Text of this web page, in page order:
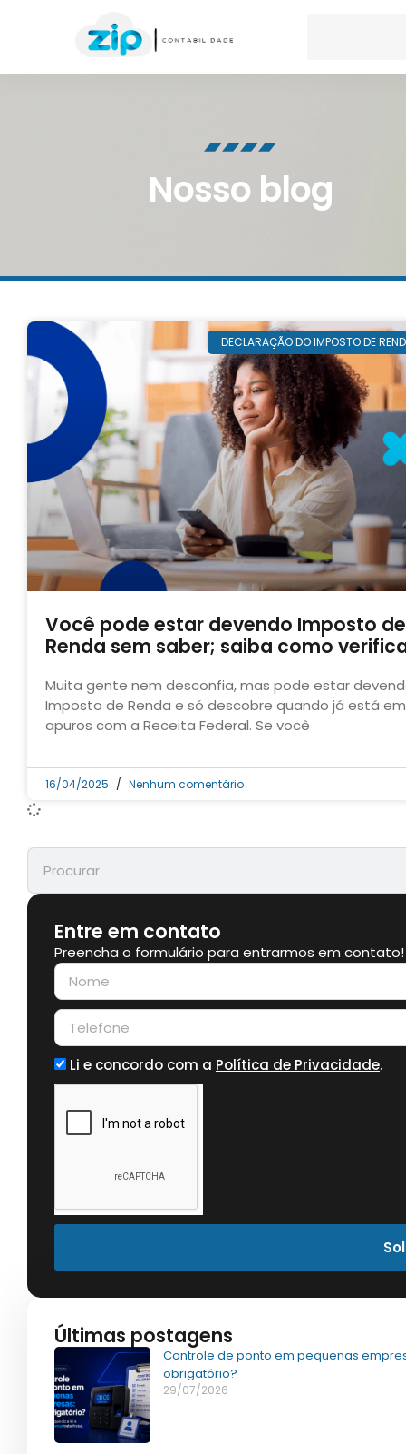
Nosso blog
DECLARAÇÃO DO IMPOSTO DE
Você pode estar devendo Imposto de
Renda sem saber; saiba como
Muita gente nem desconfia, mas pode estar
Imposto de Renda e só descobre quando já está em
apuros com a Receita Federal. Se você
16/04/2025 Nenhum comentário
Entre em contato
Preencha o formulário para entrarmos em contato!
Li e concordo com a Política de Privacidade.
Últimas postagens
Controle de ponto em pequenas
obrigatório?
29/07/2026